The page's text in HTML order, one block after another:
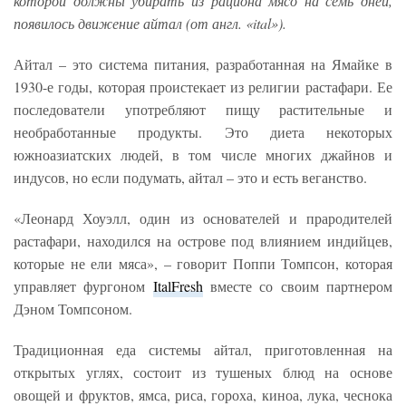
появилось движение айтал (от англ. «ital»).
Айтал – это система питания, разработанная на Ямайке в
1930-е годы, которая проистекает из религии растафари. Ее
последователи употребляют пищу растительные и
необработанные продукты. Это диета некоторых
южноазиатских людей, в том числе многих джайнов и
индусов, но если подумать, айтал – это и есть веганство.
«Леонард Хоуэлл, один из основателей и прародителей
растафари, находился на острове под влиянием индийцев,
которые не ели мяса», – говорит Поппи Томпсон, которая
управляет фургоном ItalFresh вместе со своим партнером
Дэном Томпсоном.
Традиционная еда системы айтал, приготовленная на
открытых углях, состоит из тушеных блюд на основе
овощей и фруктов, ямса, риса, гороха, киноа, лука, чеснока